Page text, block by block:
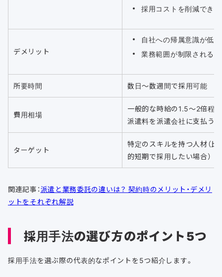
採用コストを削減できる
デメリット
自社への帰属意識が低い
業務範囲が制限される
所要時間 数日〜数週間で採用可能
費用相場
一般的な時給の1.5〜2倍程
派遣料を派遣会社に支払う
ターゲット
特定のスキルを持つ人材（比
的短期で採用したい場合）
関連記事：派遣と業務委託の違いは？ 契約時のメリット・デメリ
ットをそれぞれ解説
採用手法の選び方のポイント5つ
採用手法を選ぶ際の代表的なポイントを5つ紹介します。